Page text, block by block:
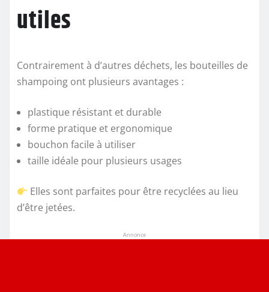
utiles
Contrairement à d’autres déchets, les bouteilles de
shampoing ont plusieurs avantages :
plastique résistant et durable
forme pratique et ergonomique
bouchon facile à utiliser
taille idéale pour plusieurs usages
Elles sont parfaites pour être recyclées au lieu
d’être jetées.
Annonce